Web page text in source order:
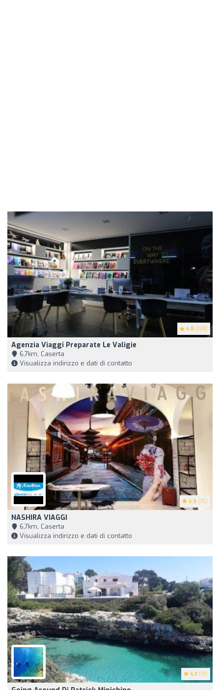
4.8 (128)
Agenzia Viaggi Preparate Le Valigie
6,7km, Caserta
Visualizza indirizzo e dati di contatto
4.9 (75)
NASHIRA VIAGGI
6,7km, Caserta
Visualizza indirizzo e dati di contatto
4.3 (13)